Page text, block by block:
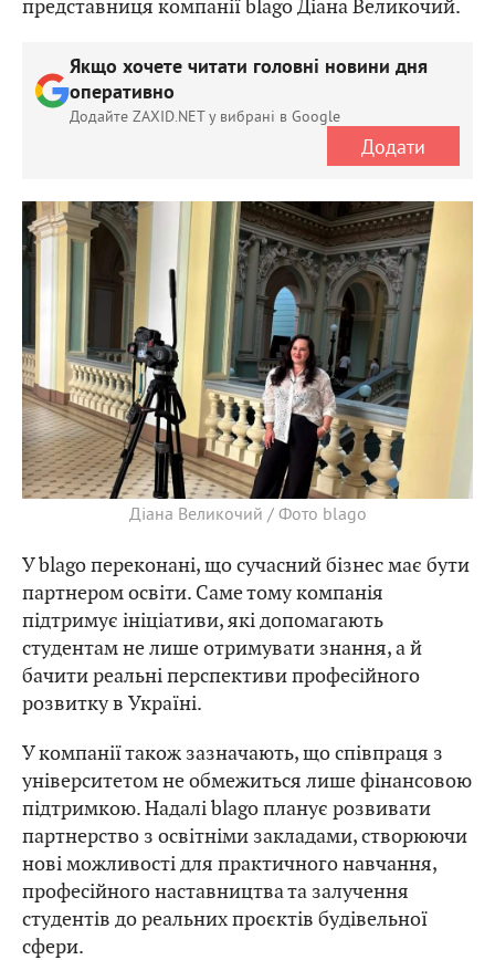
представниця компанії blago Діана Великочий.
Якщо хочете читати головні новини дня
оперативно
Додайте ZAXID.NET у вибрані в Google
Додати
Діана Великочий / Фото blago
У blago переконані, що сучасний бізнес має бути
партнером освіти. Саме тому компанія
підтримує ініціативи, які допомагають
студентам не лише отримувати знання, а й
бачити реальні перспективи професійного
розвитку в Україні.
У компанії також зазначають, що співпраця з
університетом не обмежиться лише фінансовою
підтримкою. Надалі blago планує розвивати
партнерство з освітніми закладами, створюючи
нові можливості для практичного навчання,
професійного наставництва та залучення
студентів до реальних проєктів будівельної
сфери.